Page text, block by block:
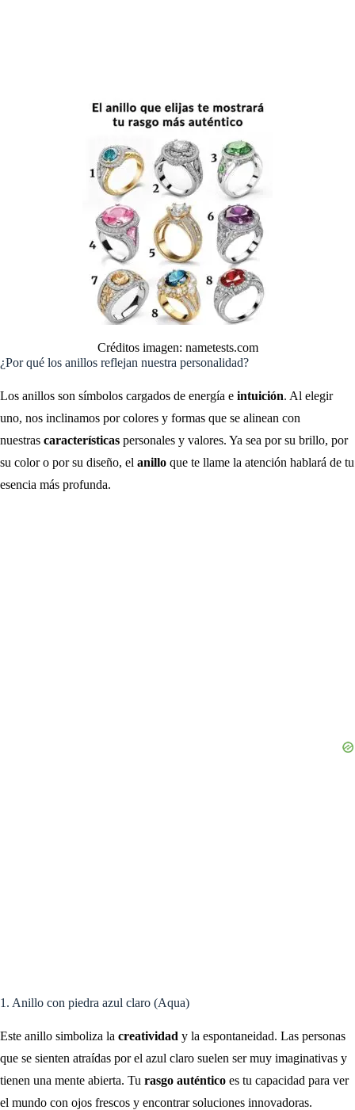
Créditos imagen: nametests.com
¿Por qué los anillos reflejan nuestra personalidad?
Los anillos son símbolos cargados de energía e intuición. Al elegir
uno, nos inclinamos por colores y formas que se alinean con
nuestras características personales y valores. Ya sea por su brillo, por
su color o por su diseño, el anillo que te llame la atención hablará de tu
esencia más profunda.
1. Anillo con piedra azul claro (Aqua)
Este anillo simboliza la creatividad y la espontaneidad. Las personas
que se sienten atraídas por el azul claro suelen ser muy imaginativas y
tienen una mente abierta. Tu rasgo auténtico es tu capacidad para ver
el mundo con ojos frescos y encontrar soluciones innovadoras.